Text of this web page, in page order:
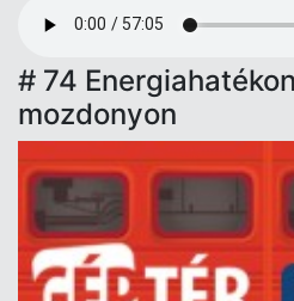
file
# 74
mozdonyon